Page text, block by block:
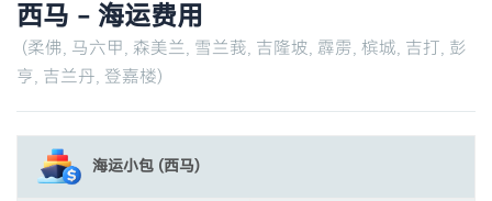
西马 - 海运费用
(柔佛, 马六甲, 森美兰, 雪兰莪, 吉隆坡, 霹雳, 槟城, 吉打, 彭
亨, 吉兰丹, 登嘉楼)
海运小包 (西马)